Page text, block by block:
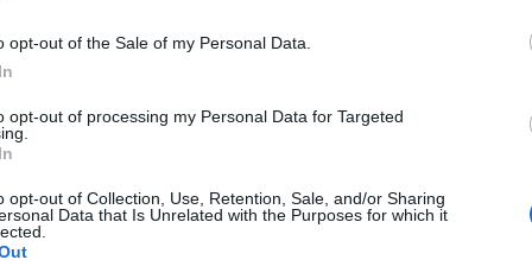
opt-out of the Sale of my Personal Data.
opt-out of processing my Personal Data for Targeted
opt-out of Collection, Use, Retention, Sale, and/or Sharing
Data that Is Unrelated with the Purposes for which it
Colpo del Tortolì: arriva il
centrocampista figlio d'arte Bruno
1 Ago 2026
vertenze, Meloni si assuma le
responsabilità»